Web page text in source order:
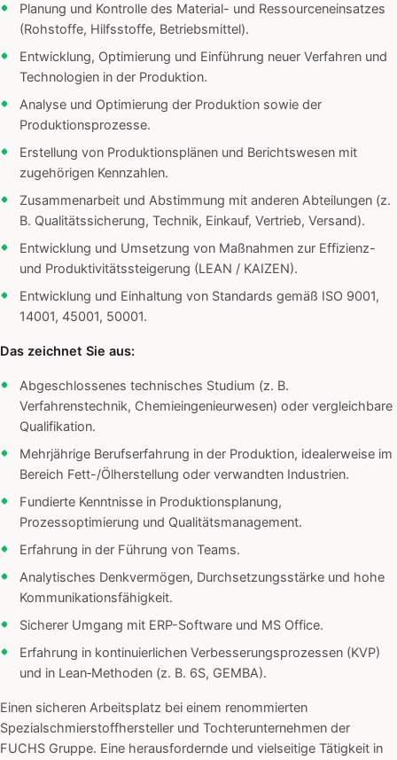
Planung und Kontrolle des Material- und Ressourceneinsatzes
(Rohstoffe, Hilfsstoffe, Betriebsmittel).
Entwicklung, Optimierung und Einführung neuer Verfahren und
Technologien in der Produktion.
Analyse und Optimierung der Produktion sowie der
Produktionsprozesse.
Erstellung von Produktionsplänen und Berichtswesen mit
zugehörigen Kennzahlen.
Zusammenarbeit und Abstimmung mit anderen Abteilungen (z.
B. Qualitätssicherung, Technik, Einkauf, Vertrieb, Versand).
Entwicklung und Umsetzung von Maßnahmen zur Effizienz-
und Produktivitätssteigerung (LEAN / KAIZEN).
Entwicklung und Einhaltung von Standards gemäß ISO 9001,
14001, 45001, 50001.
Das zeichnet Sie aus:
Abgeschlossenes technisches Studium (z. B.
Verfahrenstechnik, Chemieingenieurwesen) oder vergleichbare
Qualifikation.
Mehrjährige Berufserfahrung in der Produktion, idealerweise im
Bereich Fett-/Ölherstellung oder verwandten Industrien.
Fundierte Kenntnisse in Produktionsplanung,
Prozessoptimierung und Qualitätsmanagement.
Erfahrung in der Führung von Teams.
Analytisches Denkvermögen, Durchsetzungsstärke und hohe
Kommunikationsfähigkeit.
Sicherer Umgang mit ERP-Software und MS Office.
Erfahrung in kontinuierlichen Verbesserungsprozessen (KVP)
und in Lean‑Methoden (z. B. 6S, GEMBA).
Einen sicheren Arbeitsplatz bei einem renommierten
Spezialschmierstoffhersteller und Tochterunternehmen der
FUCHS Gruppe. Eine herausfordernde und vielseitige Tätigkeit in